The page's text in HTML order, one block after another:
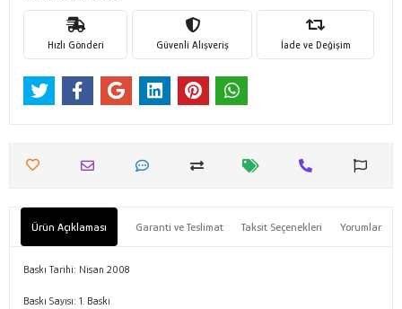
Hızlı Gönderi Güvenli Alışveriş İade ve Değişim
Ürün Açıklaması Garanti ve Teslimat Taksit Seçenekleri Yorumlar
Baskı Tarihi: Nisan 2008
Baskı Sayısı: 1. Baskı